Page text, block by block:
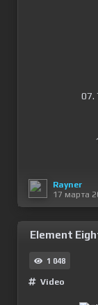
07.
Rayner
17 марта
Element
1 048
Video